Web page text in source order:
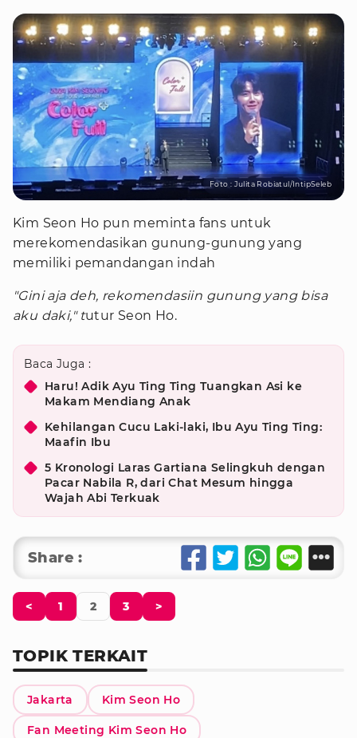
Foto : Julita Robiatul/IntipSeleb
Kim Seon Ho pun meminta fans untuk
merekomendasikan gunung-gunung yang
memiliki pemandangan indah
"Gini aja deh, rekomendasiin gunung yang bisa
aku daki," tutur Seon Ho.
Baca Juga :
Haru! Adik Ayu Ting Ting Tuangkan Asi ke
Makam Mendiang Anak
Kehilangan Cucu Laki-laki, Ibu Ayu Ting Ting:
Maafin Ibu
5 Kronologi Laras Gartiana Selingkuh dengan
Pacar Nabila R, dari Chat Mesum hingga
Wajah Abi Terkuak
Share :
< 1 2 3 >
TOPIK TERKAIT
Jakarta Kim Seon Ho
Fan Meeting Kim Seon Ho